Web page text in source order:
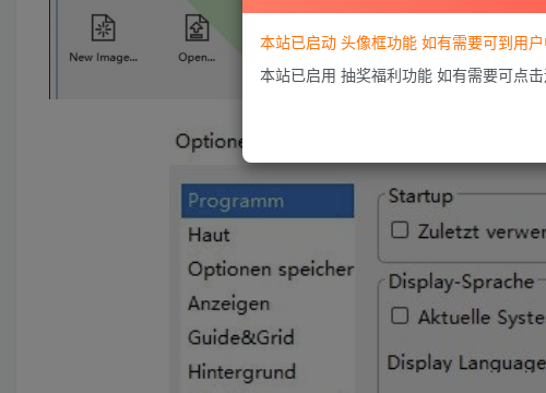
本站已启动 头像框功能 如有需要可到用
本站已启用 抽奖福利功能 如有需要可点